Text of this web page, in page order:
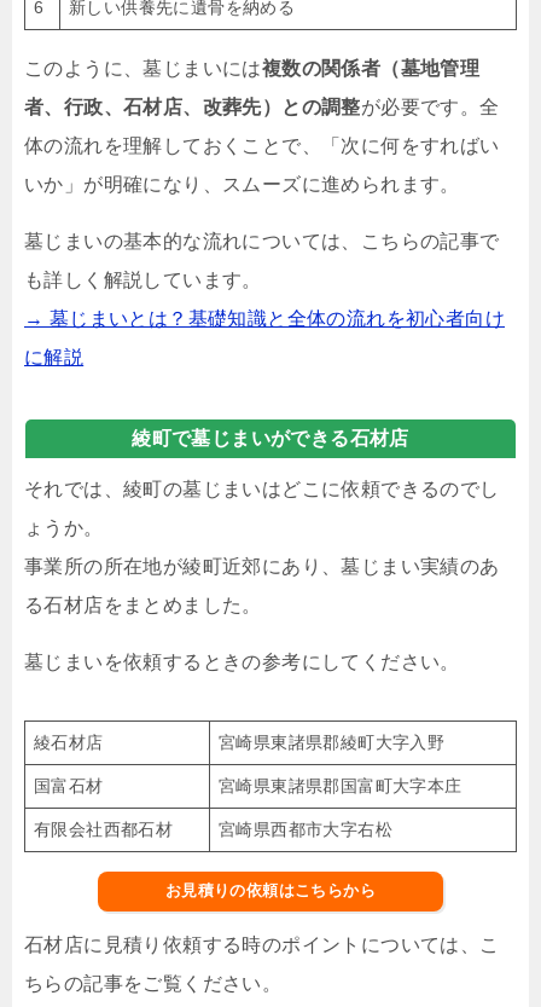
6 新しい供養先に遺骨を納める
このように、墓じまいには複数の関係者（墓地管理
者、行政、石材店、改葬先）との調整が必要です。全
体の流れを理解しておくことで、「次に何をすればい
いか」が明確になり、スムーズに進められます。
墓じまいの基本的な流れについては、こちらの記事で
も詳しく解説しています。
→ 墓じまいとは？基礎知識と全体の流れを初心者向け
に解説
綾町で墓じまいができる石材店
それでは、綾町の墓じまいはどこに依頼できるのでし
ょうか。
事業所の所在地が綾町近郊にあり、墓じまい実績のあ
る石材店をまとめました。
墓じまいを依頼するときの参考にしてください。
綾石材店 宮崎県東諸県郡綾町大字入野
国富石材 宮崎県東諸県郡国富町大字本庄
有限会社西都石材 宮崎県西都市大字右松
お見積りの依頼はこちらから
石材店に見積り依頼する時のポイントについては、こ
ちらの記事をご覧ください。